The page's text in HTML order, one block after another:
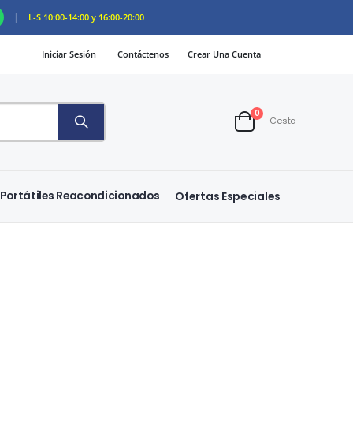
| L-S 10:00-14:00 y 16:00-20:00
Iniciar Sesión Contáctenos Crear Una Cuenta
Cart
0artículos
Cesta
Portátiles Reacondicionados Ofertas Especiales